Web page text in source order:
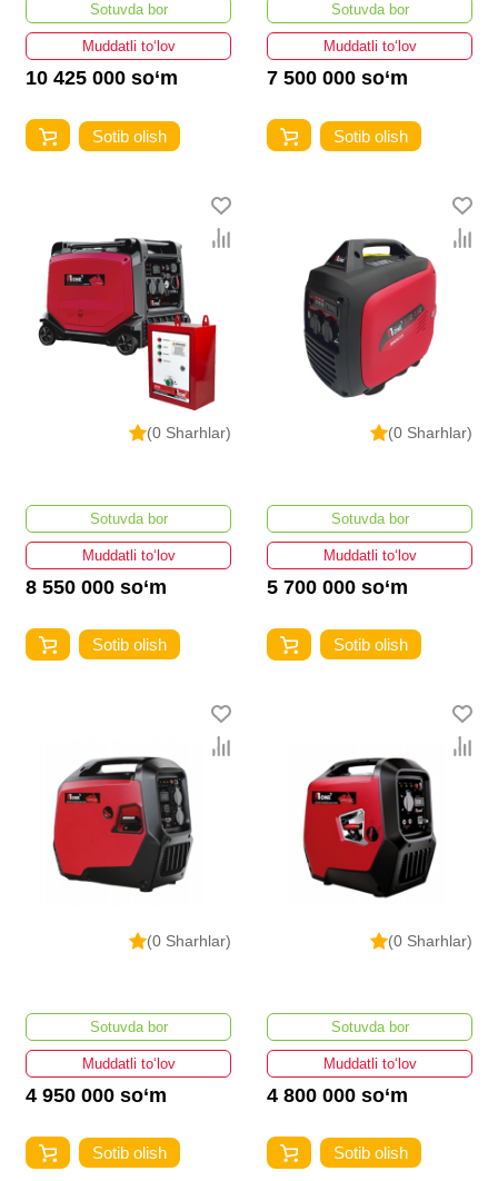
Sotuvda bor
Muddatli to‘lov
10 425 000 so‘m
Sotib olish
Sotuvda bor
Muddatli to‘lov
7 500 000 so‘m
Sotib olish
(0 Sharhlar)
Sotuvda bor
Muddatli to‘lov
8 550 000 so‘m
Sotib olish
(0 Sharhlar)
Sotuvda bor
Muddatli to‘lov
5 700 000 so‘m
Sotib olish
(0 Sharhlar)
Sotuvda bor
Muddatli to‘lov
4 950 000 so‘m
Sotib olish
(0 Sharhlar)
Sotuvda bor
Muddatli to‘lov
4 800 000 so‘m
Sotib olish